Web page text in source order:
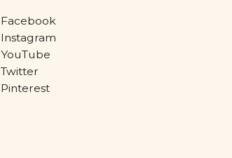
Facebook
Instagram
YouTube
Twitter
Pinterest